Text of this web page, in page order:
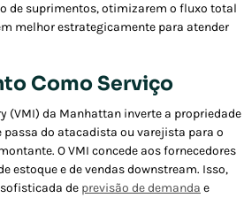
de suprimentos, otimizarem o fluxo total
melhor estrategicamente para atender
Como Serviço
(VMI) da Manhattan inverte a propriedade
passa do atacadista ou varejista para o
O VMI concede aos fornecedores
estoque e de vendas downstream. Isso,
de previsão de demanda e